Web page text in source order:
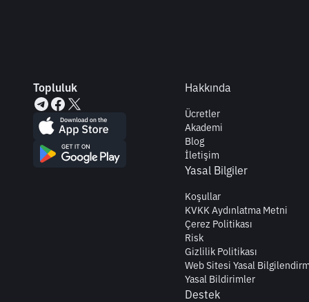
Topluluk Hakkında
Ücretler
Akademi
Blog
İletişim
Yasal Bilgiler
Koşullar
KVKK Aydınlatma Metni
Çerez Politikası
Risk
Gizlilik Politikası
Web Sitesi Yasal
Yasal Bildirimler
Destek